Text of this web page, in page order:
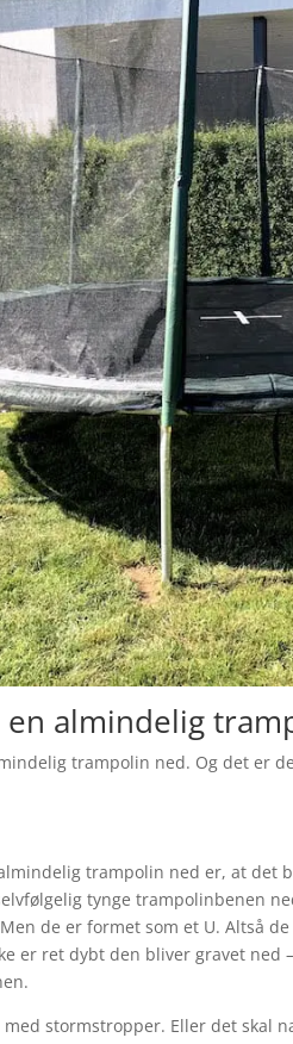
en almindelig
trampolin ned. Og det er
trampolin ned er, at
tynge trampolinbenen
de er formet som et U. Altså
er ret dybt den bliver gravet ned
stormstropper. Eller det skal